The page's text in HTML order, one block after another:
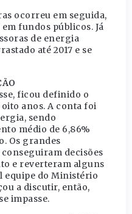
ocorreu em seguida,
fundos públicos. Já
de energia
até 2017 e se
ficou definido o
anos. A conta foi
sendo
médio de 6,86%
Os grandes
decisões
e reverteram alguns
equipe do Ministério
a discutir, então,
impasse.